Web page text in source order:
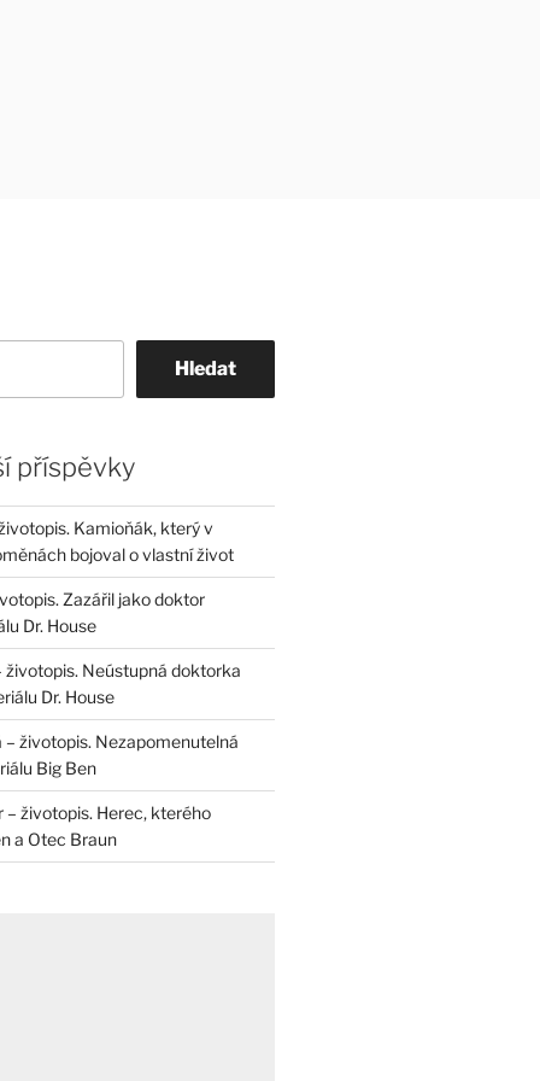
Hledat
příspěvky
Kamioňák, který v
bojoval o vlastní život
Zazářil jako doktor
Dr. House
životopis. Neústupná doktorka
Dr. House
– životopis. Nezapomenutelná
Big Ben
– životopis. Herec, kterého
a Otec Braun